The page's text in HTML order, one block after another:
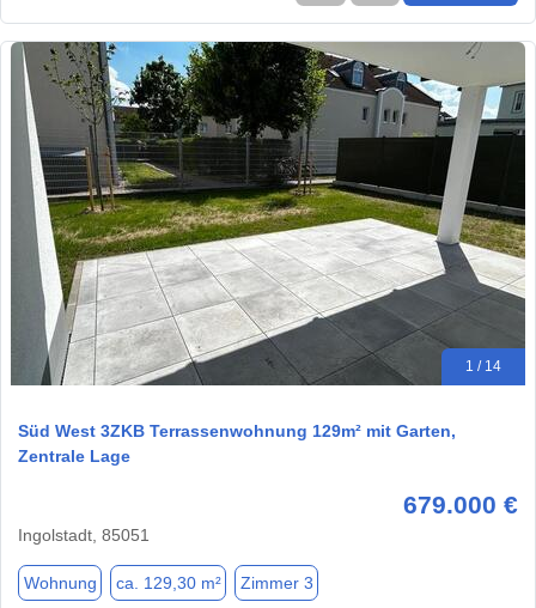
1 / 14
Süd West 3ZKB Terrassenwohnung 129m² mit Garten,
Zentrale Lage
679.000 €
Ingolstadt, 85051
Wohnung ca. 129,30 m² Zimmer 3